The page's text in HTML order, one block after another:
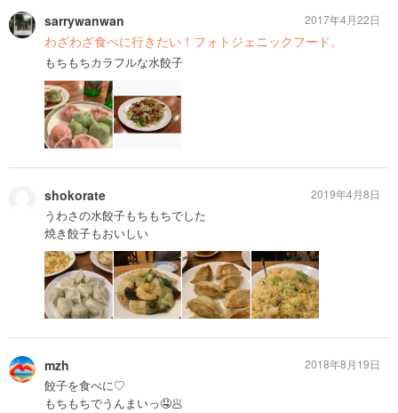
sarrywanwan
わざわざ食べに行きたい！フォトジェニックフード。
もちもちカラフルな水餃子
2017年4月22日
shokorate
うわさの水餃子もちもちでした
焼き餃子もおいしい
2019年4月8日
mzh
餃子を食べに♡
もちもちでうんまいっ🤤🥟
2018年8月19日